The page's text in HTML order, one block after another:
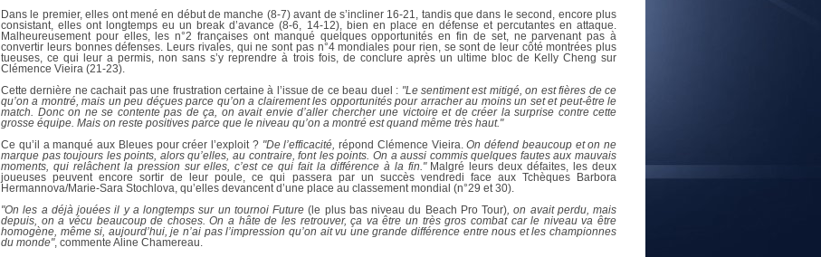
Dans le premier, elles ont mené en début de manche (8-7) avant de s’incliner 16-21, tandis que dans le second, encore plus
consistant, elles ont longtemps eu un break d’avance (8-6, 14-12), bien en place en défense et percutantes en attaque.
Malheureusement pour elles, les n°2 françaises ont manqué quelques opportunités en fin de set, ne parvenant pas à
convertir leurs bonnes défenses. Leurs rivales, qui ne sont pas n°4 mondiales pour rien, se sont de leur côté montrées plus
tueuses, ce qui leur a permis, non sans s’y reprendre à trois fois, de conclure après un ultime bloc de Kelly Cheng sur
Clémence Vieira (21-23).
Cette dernière ne cachait pas une frustration certaine à l’issue de ce beau duel : "Le sentiment est mitigé, on est fières de ce
qu’on a montré, mais un peu déçues parce qu’on a clairement les opportunités pour arracher au moins un set et peut-être le
match. Donc on ne se contente pas de ça, on avait envie d’aller chercher une victoire et de créer la surprise contre cette
grosse équipe. Mais on reste positives parce que le niveau qu’on a montré est quand même très haut."
Ce qu’il a manqué aux Bleues pour créer l’exploit ? "De l’efficacité, répond Clémence Vieira.On défend beaucoup et on ne
marque pas toujours les points, alors qu’elles, au contraire, font les points. On a aussi commis quelques fautes aux mauvais
moments, qui relâchent la pression sur elles, c’est ce qui fait la différence à la fin."Malgré leurs deux défaites, les deux
joueuses peuvent encore sortir de leur poule, ce qui passera par un succès vendredi face aux Tchèques Barbora
Hermannova/Marie-Sara Stochlova, qu’elles devancent d’une place au classement mondial (n°29 et 30).
"On les a déjà jouées il y a longtemps sur un tournoi Future (le plus bas niveau du Beach Pro Tour), on avait perdu, mais
depuis, on a vécu beaucoup de choses. On a hâte de les retrouver, ça va être un très gros combat car le niveau va être
homogène, même si, aujourd’hui, je n’ai pas l’impression qu’on ait vu une grande différence entre nous et les championnes
du monde", commente Aline Chamereau.